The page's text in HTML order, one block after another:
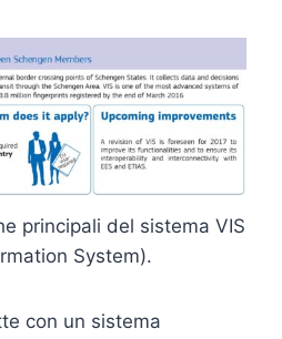
principali del sistema VIS
System).
con un sistema